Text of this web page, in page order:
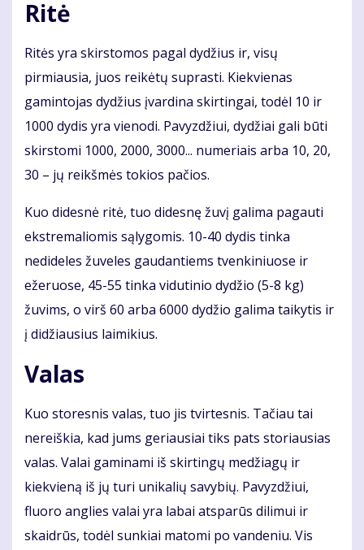
Ritė
Ritės yra skirstomos pagal dydžius ir, visų
pirmiausia, juos reikėtų suprasti. Kiekvienas
gamintojas dydžius įvardina skirtingai, todėl 10 ir
1000 dydis yra vienodi. Pavyzdžiui, dydžiai gali būti
skirstomi 1000, 2000, 3000... numeriais arba 10, 20,
30 – jų reikšmės tokios pačios.
Kuo didesnė ritė, tuo didesnę žuvį galima pagauti
ekstremaliomis sąlygomis. 10-40 dydis tinka
nedideles žuveles gaudantiems tvenkiniuose ir
ežeruose, 45-55 tinka vidutinio dydžio (5-8 kg)
žuvims, o virš 60 arba 6000 dydžio galima taikytis ir
į didžiausius laimikius.
Valas
Kuo storesnis valas, tuo jis tvirtesnis. Tačiau tai
nereiškia, kad jums geriausiai tiks pats storiausias
valas. Valai gaminami iš skirtingų medžiagų ir
kiekvieną iš jų turi unikalių savybių. Pavyzdžiui,
fluoro anglies valai yra labai atsparūs dilimui ir
skaidrūs, todėl sunkiai matomi po vandeniu. Vis